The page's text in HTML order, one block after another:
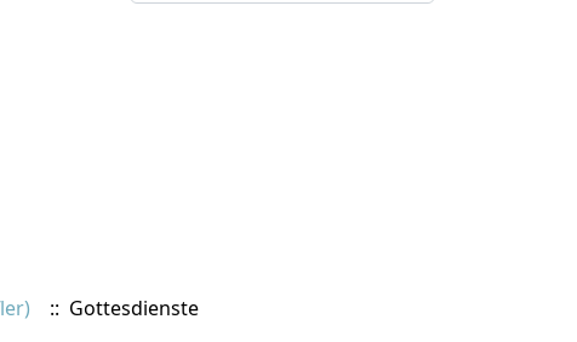
:: Gottesdienste